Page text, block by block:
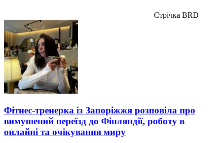
Стрічка BRD
Фітнес-тренерка із Запоріжжя розповіла про
вимушений переїзд до Фінляндії, роботу в
онлайні та очікування миру